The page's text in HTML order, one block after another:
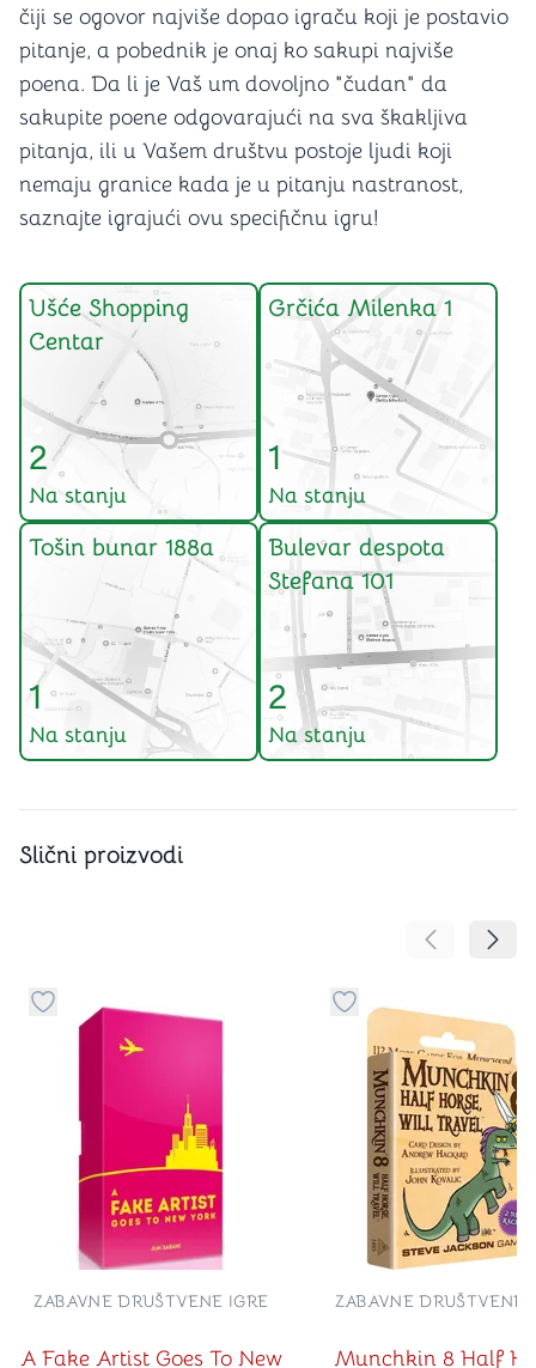
čiji se ogovor najviše dopao igraču koji je postavio
pitanje, a pobednik je onaj ko sakupi najviše
poena. Da li je Vaš um dovoljno "čudan" da
sakupite poene odgovarajući na sva škakljiva
pitanja, ili u Vašem društvu postoje ljudi koji
nemaju granice kada je u pitanju nastranost,
saznajte igrajući ovu specifičnu igru!
Ušće Shopping
Centar
2
Na stanju
Grčića Milenka 1
1
Na stanju
Tošin bunar 188a
1
Na stanju
Bulevar despota
Stefana 101
2
Na stanju
Slični proizvodi
Pomeranje
Dugme za dodavanje stvari u kategoriju omiljeno
A Fake Artist Goes To New
ZABAVNE DRUŠTVENE IGRE
Dugme za dodavanje
Munchkin 8 Half
ZABAVNE DRUŠTVENE